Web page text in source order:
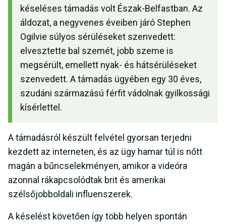
késeléses támadás volt Észak-Belfastban. Az
áldozat, a negyvenes éveiben járó Stephen
Ogilvie súlyos sérüléseket szenvedett:
elvesztette bal szemét, jobb szeme is
megsérült, emellett nyak- és hátsérüléseket
szenvedett. A támadás ügyében egy 30 éves,
szudáni származású férfit vádolnak gyilkossági
kísérlettel.
A támadásról készült felvétel gyorsan terjedni
kezdett az interneten, és az ügy hamar túl is nőtt
magán a bűncselekményen, amikor a videóra
azonnal rákapcsolódtak brit és amerikai
szélsőjobboldali influenszerek.
A késelést követően így több helyen spontán